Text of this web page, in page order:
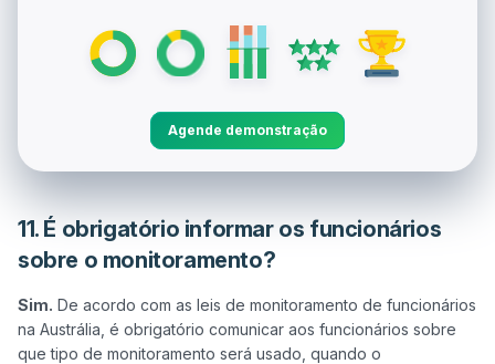
Agende demonstração
11. É obrigatório informar os funcionários
sobre o monitoramento?
Sim. De acordo com as leis de monitoramento de funcionários
na Austrália, é obrigatório comunicar aos funcionários sobre
que tipo de monitoramento será usado, quando o